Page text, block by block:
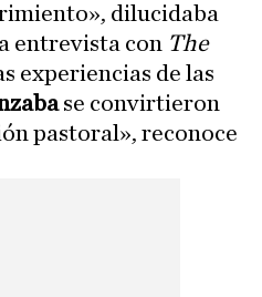
dilucidaba
entrevista con The
experiencias de las
se convirtieron
pastoral», reconoce